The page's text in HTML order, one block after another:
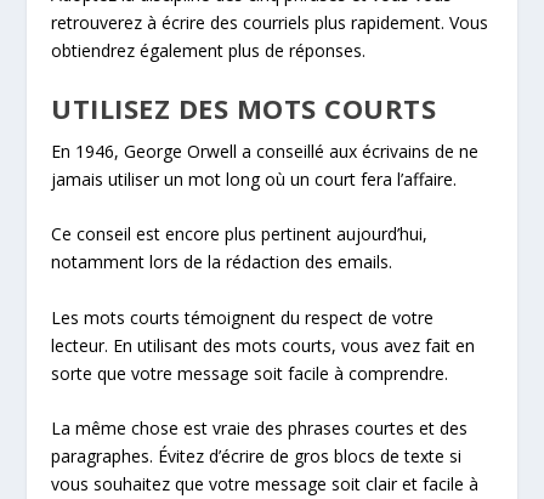
retrouverez à écrire des courriels plus rapidement. Vous
obtiendrez également plus de réponses.
UTILISEZ DES MOTS COURTS
En 1946, George Orwell a conseillé aux écrivains de ne
jamais utiliser un mot long où un court fera l’affaire.
Ce conseil est encore plus pertinent aujourd’hui,
notamment lors de la rédaction des emails.
Les mots courts témoignent du respect de votre
lecteur. En utilisant des mots courts, vous avez fait en
sorte que votre message soit facile à comprendre.
La même chose est vraie des phrases courtes et des
paragraphes. Évitez d’écrire de gros blocs de texte si
vous souhaitez que votre message soit clair et facile à